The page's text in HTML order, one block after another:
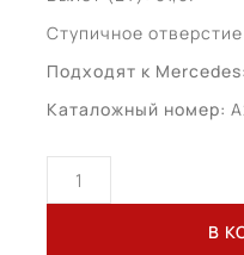
Ступичное
Подходят к Mercedes:
Каталожный номер:
товара
В